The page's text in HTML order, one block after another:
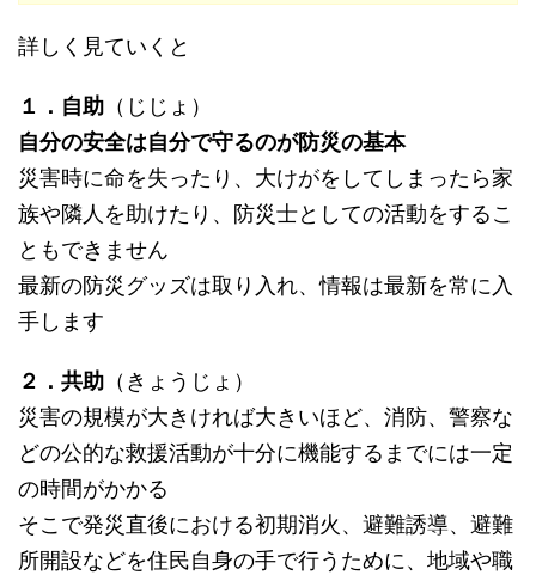
詳しく見ていくと
１．自助 （じじょ）
自分の安全は自分で守るのが防災の基本
災害時に命を失ったり、大けがをしてしまったら家
族や隣人を助けたり、防災士としての活動をするこ
ともできません
最新の防災グッズは取り入れ、情報は最新を常に入
手します
２．共助 （きょうじょ）
災害の規模が大きければ大きいほど、消防、警察な
どの公的な救援活動が十分に機能するまでには一定
の時間がかかる
そこで発災直後における初期消火、避難誘導、避難
所開設などを住民自身の手で行うために、地域や職